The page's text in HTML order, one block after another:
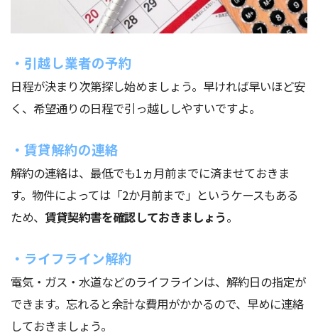
・引越し業者の予約
日程が決まり次第探し始めましょう。早ければ早いほど安
く、希望通りの日程で引っ越ししやすいですよ。
・賃貸解約の連絡
解約の連絡は、最低でも1ヵ月前までに済ませておきま
す。物件によっては「2か月前まで」というケースもある
ため、 賃貸契約書を確認しておきましょう。
・ライフライン解約
電気・ガス・水道などのライフラインは、解約日の指定が
できます。忘れると余計な費用がかかるので、早めに連絡
しておきましょう。